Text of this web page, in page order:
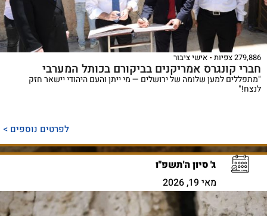
279,886 צפיות אישי ציבור
חברי קונגרס אמריקנים בביקורם בכותל המערבי
"מתפללים למען שלומה של ירושלים — מי ייתן והעם היהודי יישאר חזק
לנצח!"
לפרטים נוספים >
ג' סיון ה'תשפ"ו
מאי 19, 2026